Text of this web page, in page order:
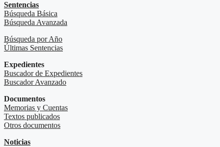
Sentencias
Búsqueda Básica
Búsqueda Avanzada
Búsqueda por Año
Últimas Sentencias
Expedientes
Buscador de Expedientes
Buscador Avanzado
Documentos
Memorias y Cuentas
Textos publicados
Otros documentos
Noticias